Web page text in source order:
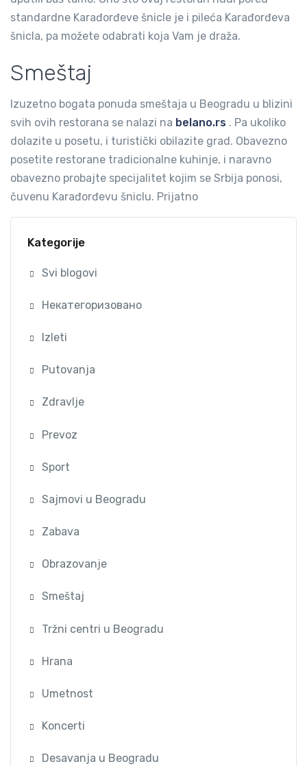
standardne Karađorđeve šnicle je i pileća Karađorđeva
šnicla, pa možete odabrati koja Vam je draža.
Smeštaj
Izuzetno bogata ponuda smeštaja u Beogradu u blizini
svih ovih restorana se nalazi na belano.rs . Pa ukoliko
dolazite u posetu, i turistički obilazite grad. Obavezno
posetite restorane tradicionalne kuhinje, i naravno
obavezno probajte specijalitet kojim se Srbija ponosi,
čuvenu Karađorđevu šniclu. Prijatno
Kategorije
Svi blogovi
Некатегоризовано
Izleti
Putovanja
Zdravlje
Prevoz
Sport
Sajmovi u Beogradu
Zabava
Obrazovanje
Smeštaj
Tržni centri u Beogradu
Hrana
Umetnost
Koncerti
Desavanja u Beogradu